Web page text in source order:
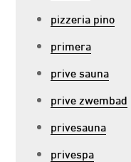
pizzeria pino
primera
prive sauna
prive zwembad
privesauna
privespa